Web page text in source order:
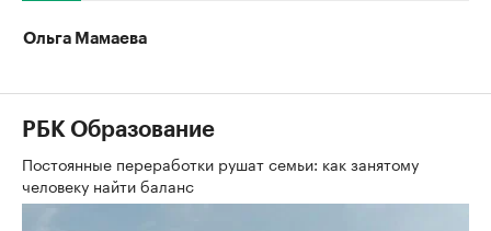
Ольга Мамаева
РБК Образование
Постоянные переработки рушат семьи: как занятому
человеку найти баланс